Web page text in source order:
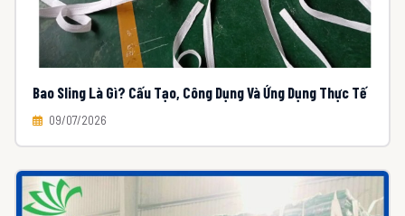
Bao Sling Là Gì? Cấu Tạo, Công Dụng Và Ứng Dụng Thực Tế
09/07/2026